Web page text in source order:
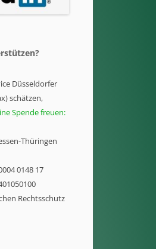
Düsseldorfer
schätzen,
Spende freuen:
Thüringen
0148 17
Rechtsschutz